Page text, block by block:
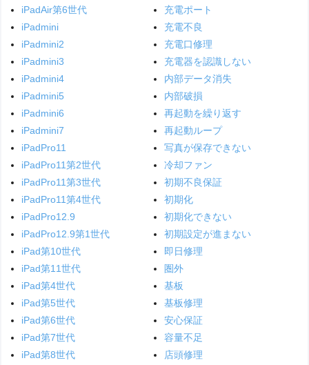
iPadAir第6世代
iPadmini
iPadmini2
iPadmini3
iPadmini4
iPadmini5
iPadmini6
iPadmini7
iPadPro11
iPadPro11第2世代
iPadPro11第3世代
iPadPro11第4世代
iPadPro12.9
iPadPro12.9第1世代
iPad第10世代
iPad第11世代
iPad第4世代
iPad第5世代
iPad第6世代
iPad第7世代
iPad第8世代
充電ポート
充電不良
充電口修理
充電器を認識しない
内部データ消失
内部破損
再起動を繰り返す
再起動ループ
写真が保存できない
冷却ファン
初期不良保証
初期化
初期化できない
初期設定が進まない
即日修理
圏外
基板
基板修理
安心保証
容量不足
店頭修理